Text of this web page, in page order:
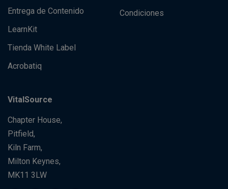
Entrega de Contenido
LearnKit
Tienda White Label
Acrobatiq
Condiciones
VitalSource
Chapter House,
Pitfield,
Kiln Farm,
Milton Keynes,
MK11 3LW